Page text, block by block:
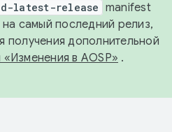
latest-release manifest
на самый последний релиз,
получения дополнительной
в AOSP» .